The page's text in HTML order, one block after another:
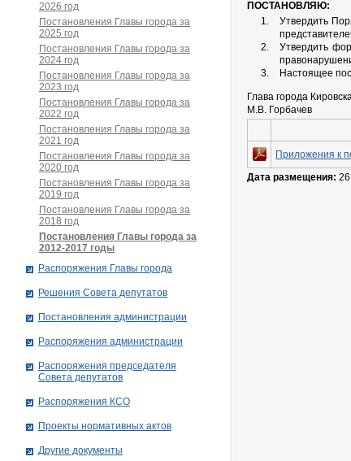
ПОСТАНОВЛЯЮ:
Утвердить
Утвердить
Настоящее
Глава города
М.В. Горбачев
Приложения к
Дата размещения:
2026 год
Постановления Главы города за
2025 год
Постановления Главы города за
2024 год
Постановления Главы города за
2023 год
Постановления Главы города за
2022 год
Постановления Главы города за
2021 год
Постановления Главы города за
2020 год
Постановления Главы города за
2019 год
Постановления Главы города за
2018 год
Постановления Главы города за
2012-2017 годы
Распоряжения Главы города
Решения Совета депутатов
Постановления администрации
Распоряжения администрации
Распоряжения председателя
Совета депутатов
Распоряжения КСО
Проекты нормативных актов
Другие документы